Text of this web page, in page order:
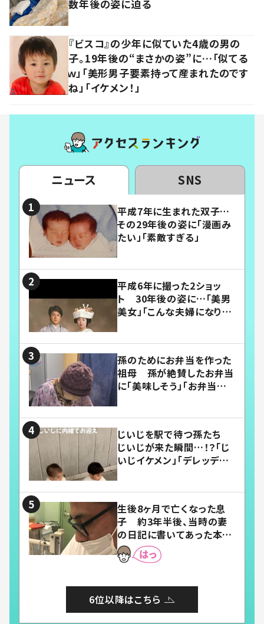
数年後の姿に迫る
『ビスコ』の少年に似ていた4歳の男の
子。19年後の“まさかの姿”に…「似てる
ｗ」「美形男子要素持って産まれたのです
ね」「イケメン！」
ニュース SNS
平成7年に生まれた双子…
その29年後の姿に「漫画み
たい」「素敵すぎる」
平成6年に撮った2ショッ
ト 30年後の姿に…「美男
美女」「こんな夫婦になりた
孫のためにお弁当を作った
祖母 孫が絶賛したお弁当
に「美味しそう」「お弁当すご
じいじを駅で待つ孫たち
じいじが来た瞬間…！？「じ
いじイケメン」「デレッデレ」
生後8ヶ月で亡くなった息
子 約3年半後、当時の妻
の日記に書いてあった本音
とは
6位以降はこちら